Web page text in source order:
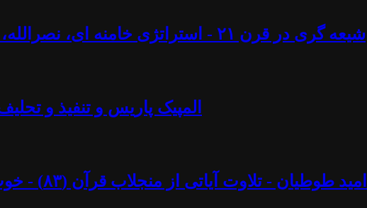
شیعه گری در قرن ۲۱ - استراتژی خامنه ای، نصرالله، اسماعیل هنیه، پوتین، چاوز و مادورو - دکتر جلال ایجادی
المپیک پاریس و تنفیذ و
از منجلاب قرآن (۸۳) - خوب و بد استبداد پهلوی - آزاد فارسانی، روشنگران قادسیه